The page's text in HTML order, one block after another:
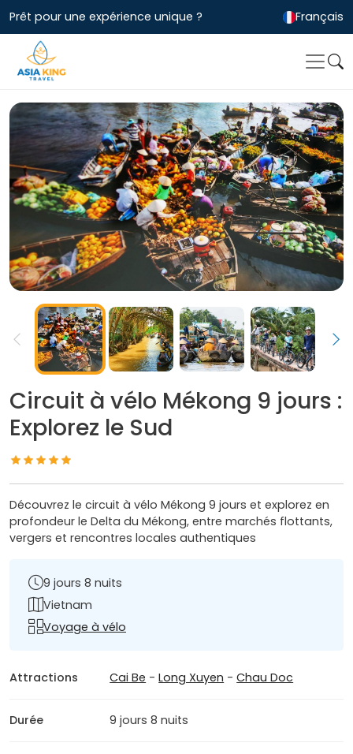
Prêt pour une expérience unique ? Français
Circuit à vélo Mékong 9 jours :
Explorez le Sud
Découvrez le circuit à vélo Mékong 9 jours et explorez en
profondeur le Delta du Mékong, entre marchés flottants,
vergers et rencontres locales authentiques
9 jours 8 nuits
Vietnam
Voyage à vélo
Attractions Cai Be -Long Xuyen -Chau Doc
Durée 9 jours 8 nuits